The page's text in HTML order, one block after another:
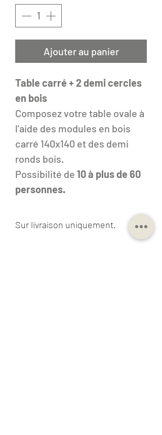
Ajouter au panier
Table carré + 2 demi cercles
en bois
Composez votre table ovale à
l'aide des modules en bois
carré 140x140 et des demi
ronds bois.
Possibilité de 10 à plus de 60
personnes.
Sur livraison uniquement.